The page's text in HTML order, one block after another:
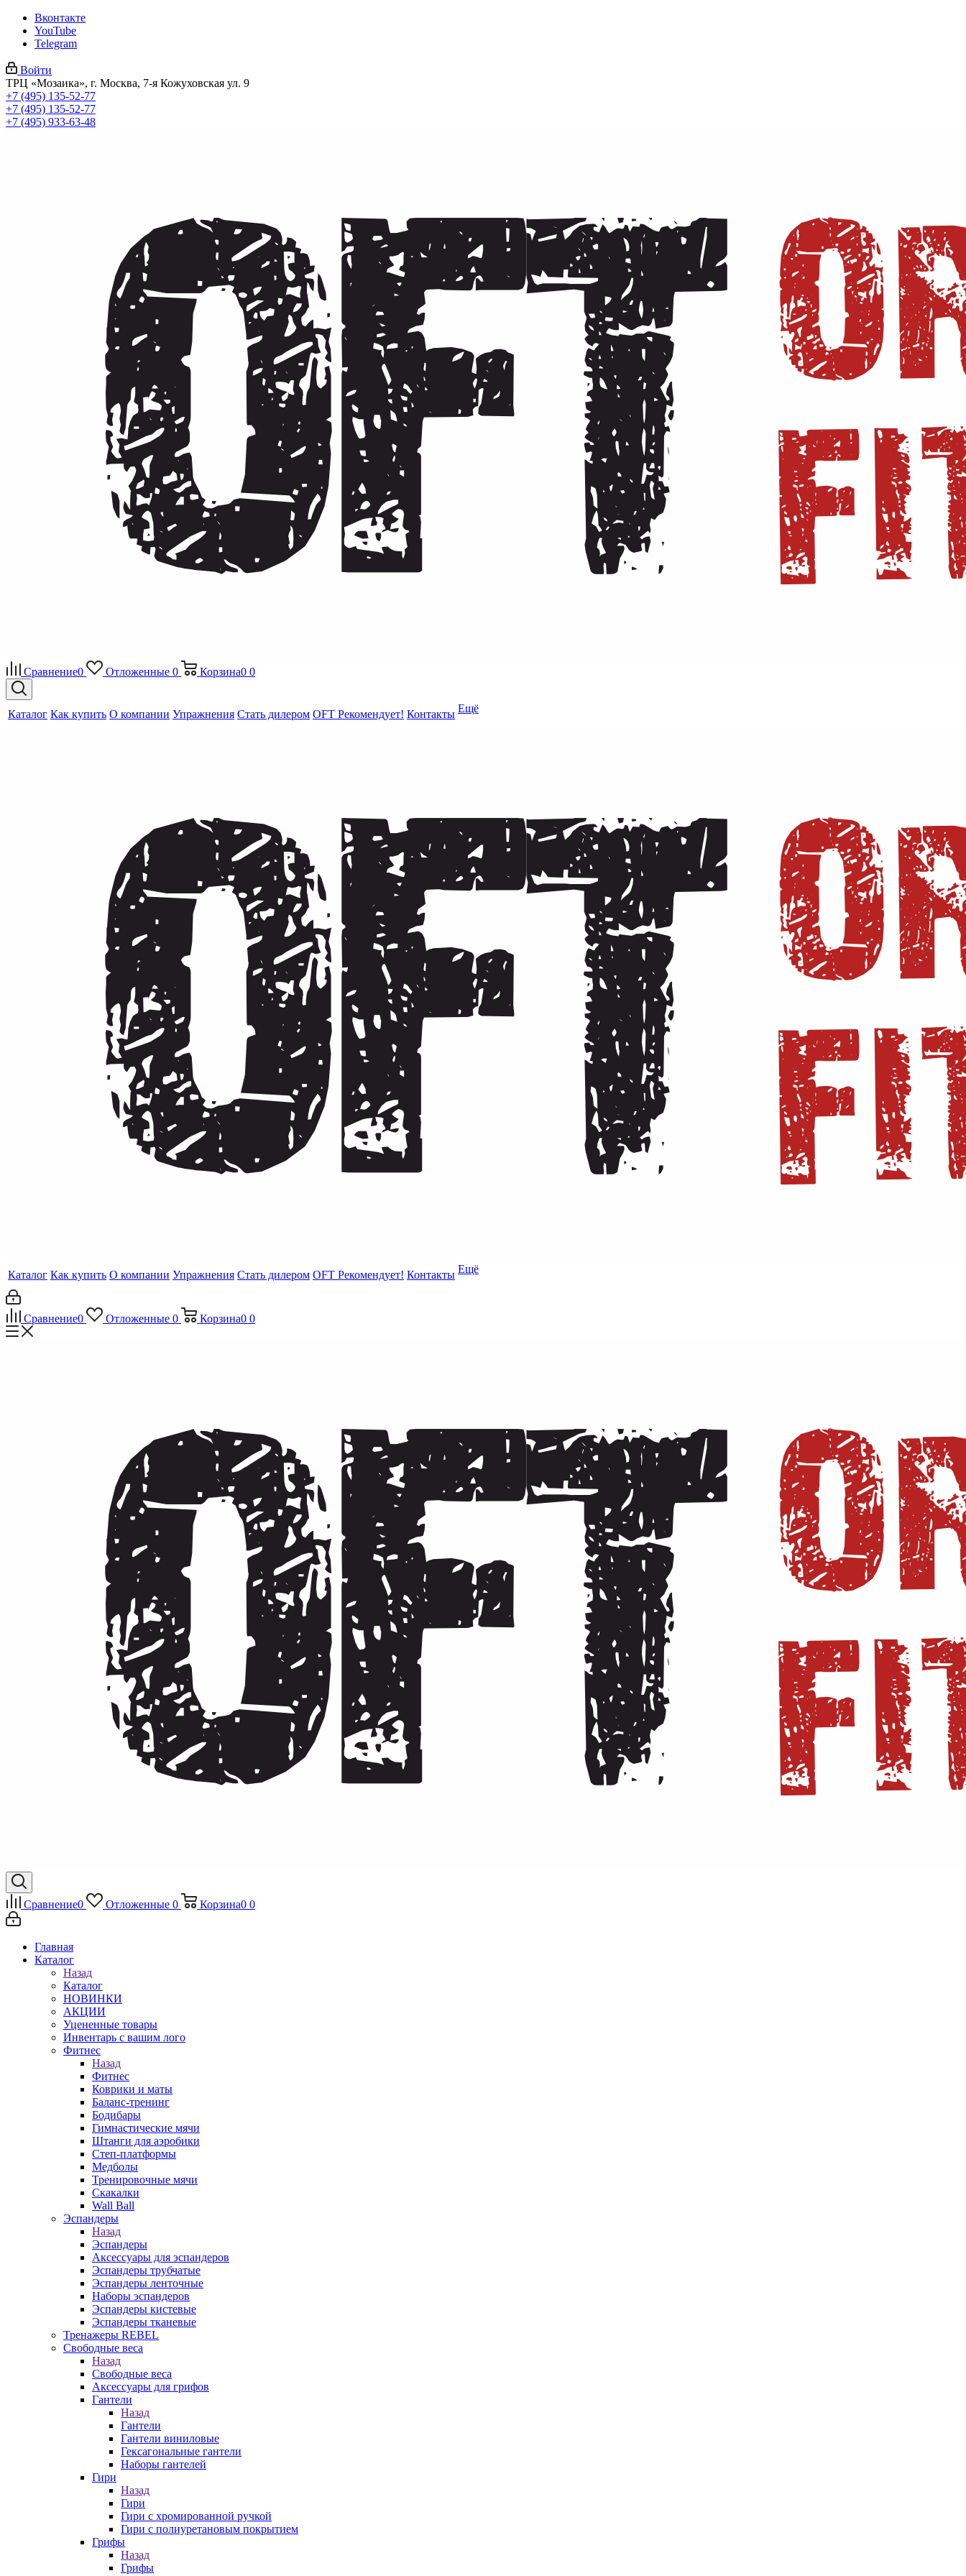
Вконтакте
YouTube
Telegram
Войти
ТРЦ «Мозаика», г. Москва, 7-я Кожуховская ул. 9
+7 (495) 135-52-77
+7 (495) 135-52-77
+7 (495) 933-63-48
Сравнение0 Отложенные 0 Корзина0 0
Каталог Как купить О компании Упражнения Стать дилером OFT Рекомендует! Контакты Ещё
Каталог Как купить О компании Упражнения Стать дилером OFT Рекомендует! Контакты Ещё
Сравнение0 Отложенные 0 Корзина0 0
Сравнение0 Отложенные 0 Корзина0 0
Главная
Каталог
Назад
Каталог
НОВИНКИ
АКЦИИ
Уцененные товары
Инвентарь с вашим лого
Фитнес
Назад
Фитнес
Коврики и маты
Баланс-тренинг
Бодибары
Гимнастические мячи
Штанги для аэробики
Степ-платформы
Медболы
Тренировочные мячи
Скакалки
Wall Ball
Эспандеры
Назад
Эспандеры
Аксессуары для эспандеров
Эспандеры трубчатые
Эспандеры ленточные
Наборы эспандеров
Эспандеры кистевые
Эспандеры тканевые
Тренажеры REBEL
Свободные веса
Назад
Свободные веса
Аксессуары для грифов
Гантели
Назад
Гантели
Гантели виниловые
Гексагональные гантели
Наборы гантелей
Гири
Назад
Гири
Гири с хромированной ручкой
Гири с полиуретановым покрытием
Грифы
Назад
Грифы